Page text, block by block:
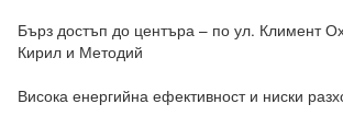
Бърз достъп до центъра – по ул. Климент
Кирил и Методий
Висока енергийна ефективност и ниски